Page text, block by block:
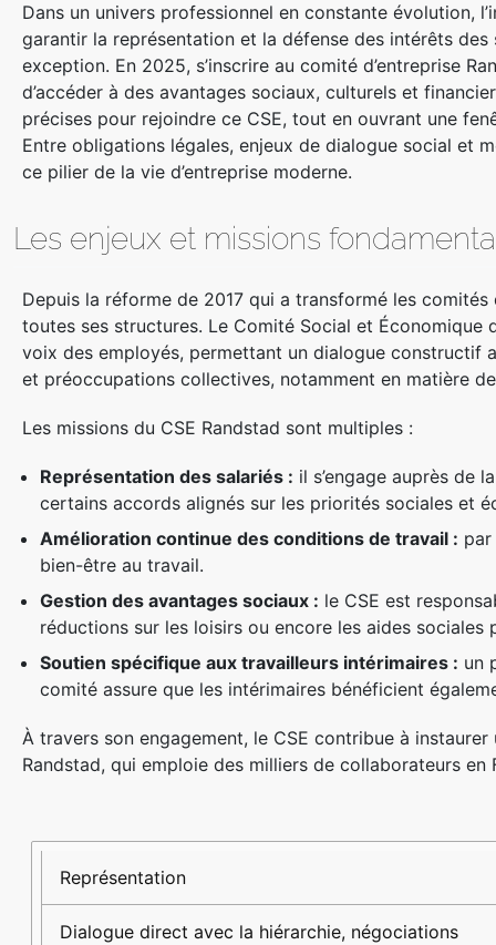
Dans un univers professionnel en constante évolution,
garantir la représentation et la défense des intérêts
exception. En 2025, s’inscrire au comité d’entreprise
d’accéder à des avantages sociaux, culturels et
précises pour rejoindre ce CSE, tout en ouvrant une
Entre obligations légales, enjeux de dialogue social et
ce pilier de la vie d’entreprise moderne.
Les enjeux et missions
Depuis la réforme de 2017 qui a transformé les
toutes ses structures. Le Comité Social et Économique
voix des employés, permettant un dialogue constructif
et préoccupations collectives, notamment en matière
Les missions du CSE Randstad sont multiples :
Représentation des salariés : il s’engage auprès de
certains accords alignés sur les priorités sociales et
Amélioration continue des conditions de travail :
bien-être au travail.
Gestion des avantages sociaux : le CSE est
réductions sur les loisirs ou encore les aides sociales
Soutien spécifique aux travailleurs intérimaires : un
comité assure que les intérimaires bénéficient
À travers son engagement, le CSE contribue à
Randstad, qui emploie des milliers de collaborateurs en
Mission
Description
Impact
sur les
salariés
Représentation
Dialogue direct avec la hiérarchie, négociations